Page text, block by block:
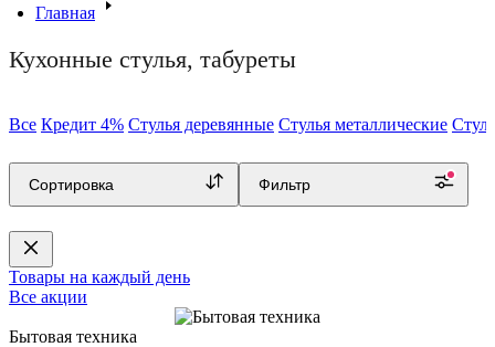
Каталог товаров
Товары на каждый день
Все акции
Бытовая техника
Главная
Кухонные стулья, табуреты
Все Кредит 4% Стулья деревянные Стулья металлические
Сортировка Фильтр